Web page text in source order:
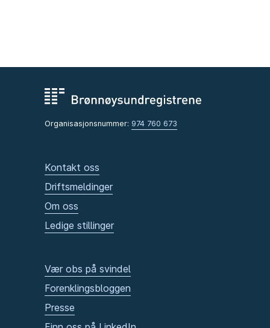
Organisasjonsnummer: 974 760 673
Kontakt oss
Driftsmeldinger
Om oss
Ledige stillinger
Vær obs på svindel
Forenklingsbloggen
Presse